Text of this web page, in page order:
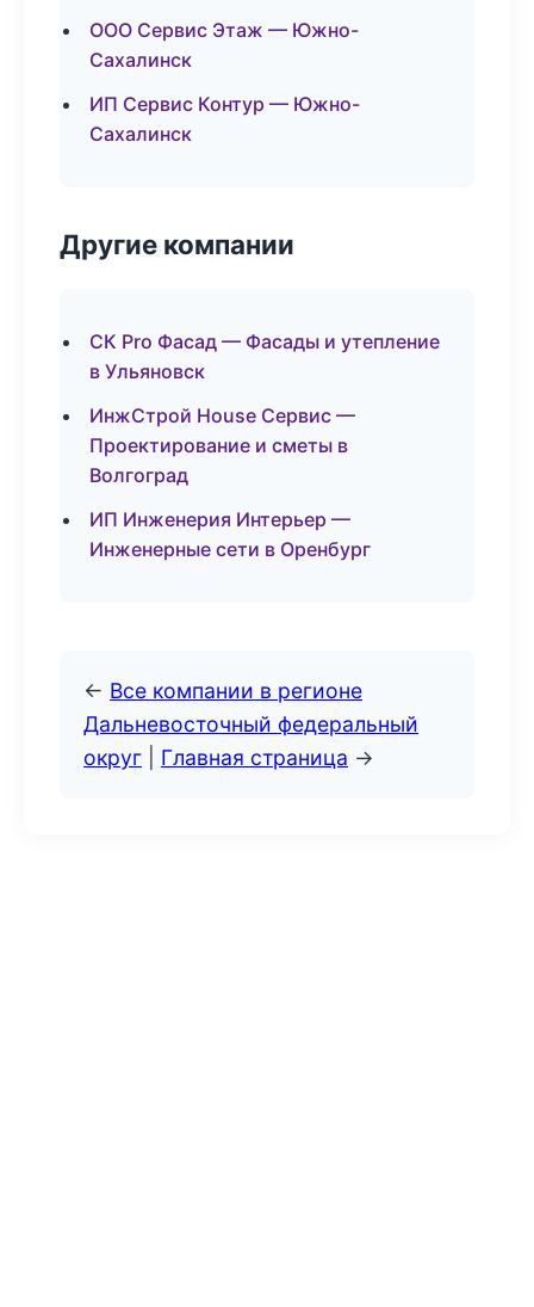
ООО Сервис Этаж — Южно-
Сахалинск
ИП Сервис Контур — Южно-
Сахалинск
Другие компании
СК Pro Фасад — Фасады и утепление
в Ульяновск
ИнжСтрой House Сервис —
Проектирование и сметы в
Волгоград
ИП Инженерия Интерьер —
Инженерные сети в Оренбург
← Все компании в регионе
Дальневосточный федеральный
округ
Главная страница →